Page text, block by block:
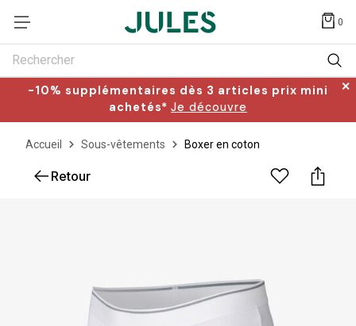
0
Rechercher
-10% supplémentaires dès 3 articles prix mini
achetés* Je découvre
✕
Accueil Sous-vêtements Boxer en coton
Retour